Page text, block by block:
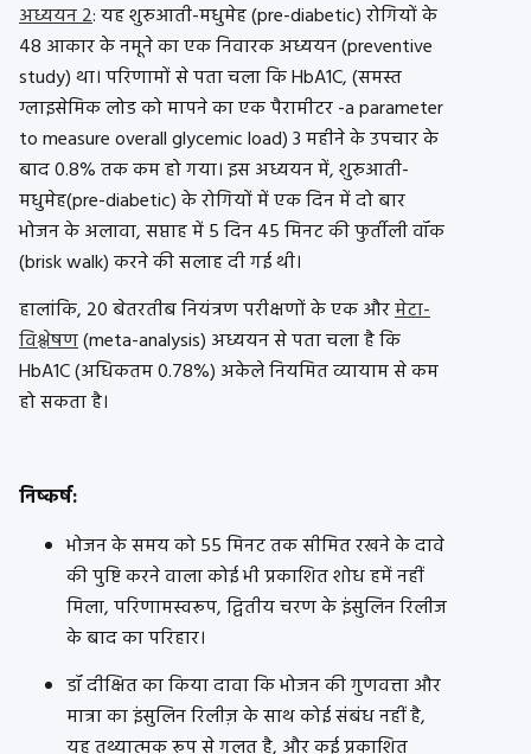
अध्ययन 2: यह शुरुआती-मधुमेह (pre-diabetic) रोगियों के
48 आकार के नमूने का एक निवारक अध्ययन (preventive
study) था। परिणामों से पता चला कि HbA1C, (समस्त
ग्लाइसेमिक लोड को मापने का एक पैरामीटर -a parameter
to measure overall glycemic load) 3 महीने के उपचार के
बाद 0.8% तक कम हो गया। इस अध्ययन में, शुरुआती-
मधुमेह(pre-diabetic) के रोगियों में एक दिन में दो बार
भोजन के अलावा, सप्ताह में 5 दिन 45 मिनट की फुर्तीली वॉक
(brisk walk) करने की सलाह दी गई थी।
हालांकि, 20 बेतरतीब नियंत्रण परीक्षणों के एक औरमेटा-
विश्लेषण(meta-analysis) अध्ययन से पता चला है कि
HbA1C (अधिकतम 0.78%) अकेले नियमित व्यायाम से कम
हो सकता है।
निष्कर्ष:
भोजन के समय को 55 मिनट तक सीमित रखने के दावे
की पुष्टि करने वाला कोई भी प्रकाशित शोध हमें नहीं
मिला, परिणामस्वरूप, द्वितीय चरण के इंसुलिन रिलीज
के बाद का परिहार।
डॉ दीक्षित का किया दावा कि भोजन की गुणवत्ता और
मात्रा का इंसुलिन रिलीज़ के साथ कोई संबंध नहीं है,